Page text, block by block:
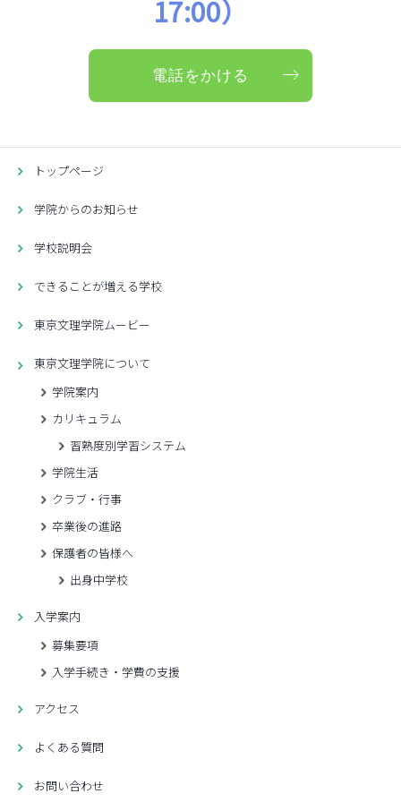
17:00）
電話をかける
トップページ
学院からのお知らせ
学校説明会
できることが増える学校
東京文理学院ムービー
東京文理学院について
学院案内
カリキュラム
習熟度別学習システム
学院生活
クラブ・行事
卒業後の進路
保護者の皆様へ
出身中学校
入学案内
募集要項
入学手続き・学費の支援
アクセス
よくある質問
お問い合わせ